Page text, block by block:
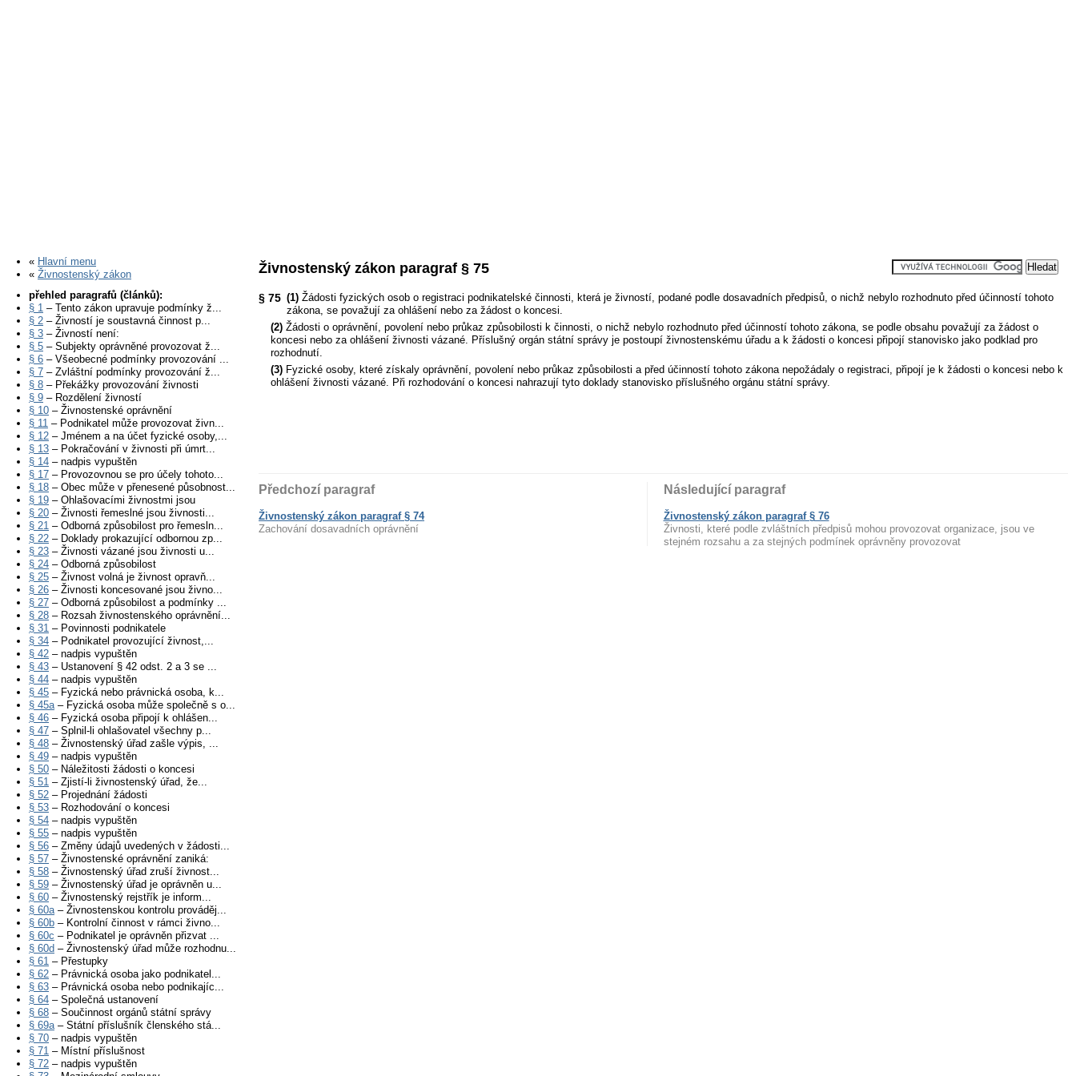
« Hlavní menu
« Živnostenský zákon
přehled paragrafů (článků):
§ 1 – Tento zákon upravuje podmínky ž...
§ 2 – Živností je soustavná činnost p...
§ 3 – Živností není:
§ 5 – Subjekty oprávněné provozovat ž...
§ 6 – Všeobecné podmínky provozování ...
§ 7 – Zvláštní podmínky provozování ž...
§ 8 – Překážky provozování živnosti
§ 9 – Rozdělení živností
§ 10 – Živnostenské oprávnění
§ 11 – Podnikatel může provozovat živn...
§ 12 – Jménem a na účet fyzické osoby,...
§ 13 – Pokračování v živnosti při úmrt...
§ 14 – nadpis vypuštěn
§ 17 – Provozovnou se pro účely tohoto...
§ 18 – Obec může v přenesené působnost...
§ 19 – Ohlašovacími živnostmi jsou
§ 20 – Živnosti řemeslné jsou živnosti...
§ 21 – Odborná způsobilost pro řemesln...
§ 22 – Doklady prokazující odbornou zp...
§ 23 – Živnosti vázané jsou živnosti u...
§ 24 – Odborná způsobilost
§ 25 – Živnost volná je živnost opravň...
§ 26 – Živnosti koncesované jsou živno...
§ 27 – Odborná způsobilost a podmínky ...
§ 28 – Rozsah živnostenského oprávnění...
§ 31 – Povinnosti podnikatele
§ 34 – Podnikatel provozující živnost,...
§ 42 – nadpis vypuštěn
§ 43 – Ustanovení § 42 odst. 2 a 3 se ...
§ 44 – nadpis vypuštěn
§ 45 – Fyzická nebo právnická osoba, k...
§ 45a– Fyzická osoba může společně s o...
§ 46 – Fyzická osoba připojí k ohlášen...
§ 47 – Splnil-li ohlašovatel všechny p...
§ 48 – Živnostenský úřad zašle výpis, ...
§ 49 – nadpis vypuštěn
§ 50 – Náležitosti žádosti o koncesi
§ 51 – Zjistí-li živnostenský úřad, že...
§ 52 – Projednání žádosti
§ 53 – Rozhodování o koncesi
§ 54 – nadpis vypuštěn
§ 55 – nadpis vypuštěn
§ 56 – Změny údajů uvedených v žádosti...
§ 57 – Živnostenské oprávnění zaniká:
§ 58 – Živnostenský úřad zruší živnost...
§ 59 – Živnostenský úřad je oprávněn u...
§ 60 – Živnostenský rejstřík je inform...
§ 60a– Živnostenskou kontrolu prováděj...
§ 60b – Kontrolní činnost v rámci živno...
§ 60c – Podnikatel je oprávněn přizvat ...
§ 60d – Živnostenský úřad může rozhodnu...
§ 61 – Přestupky
§ 62 – Právnická osoba jako podnikatel...
§ 63 – Právnická osoba nebo podnikajíc...
§ 64 – Společná ustanovení
§ 68 – Součinnost orgánů státní správy
§ 69a– Státní příslušník členského stá...
§ 70 – nadpis vypuštěn
§ 71 – Místní příslušnost
§ 72 – nadpis vypuštěn
Živnostenský zákon paragraf § 75
§ 75 (1) Žádosti fyzických osob o registraci podnikatelské činnosti, která je živností, podané podle dosavadních předpisů, o nichž nebylo rozhodnuto před účinností tohoto
zákona, se považují za ohlášení nebo za žádost o koncesi.
(2)Žádosti o oprávnění, povolení nebo průkaz způsobilosti k činnosti, o nichž nebylo rozhodnuto před účinností tohoto zákona, se podle obsahu považují za žádost o
koncesi nebo za ohlášení živnosti vázané. Příslušný orgán státní správy je postoupí živnostenskému úřadu a k žádosti o koncesi připojí stanovisko jako podklad pro
rozhodnutí.
(3)Fyzické osoby, které získaly oprávnění, povolení nebo průkaz způsobilosti a před účinností tohoto zákona nepožádaly o registraci, připojí je k žádosti o koncesi nebo k
ohlášení živnosti vázané. Při rozhodování o koncesi nahrazují tyto doklady stanovisko příslušného orgánu státní správy.
Předchozí paragraf
Živnostenský zákon paragraf § 74
Zachování dosavadních oprávnění
Následující paragraf
Živnostenský zákon paragraf § 76
Živnosti, které podle zvláštních předpisů mohou provozovat organizace, jsou ve
stejném rozsahu a za stejných podmínek oprávněny provozovat